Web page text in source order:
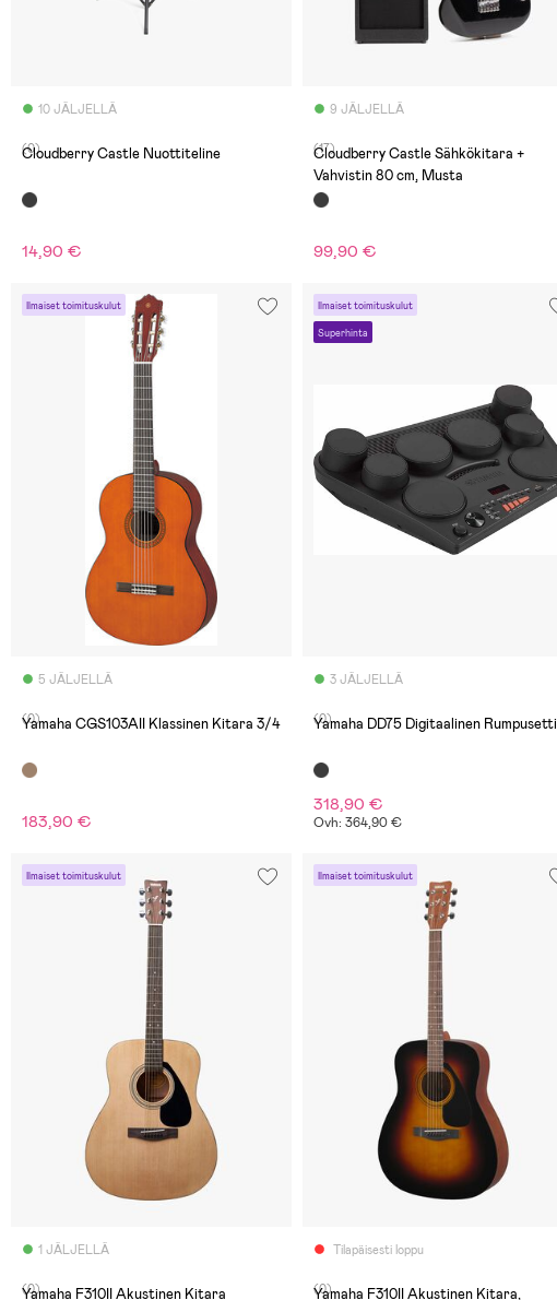
10 JÄLJELLÄ
(0)
Cloudberry Castle Nuottiteline
14,90 €
9 JÄLJELLÄ
(17)
Cloudberry Castle Sähkökitara +
Vahvistin 80 cm, Musta
99,90 €
Ilmaiset toimituskulut
5 JÄLJELLÄ
(0)
Yamaha CGS103AII Klassinen Kitara 3/4
183,90 €
Ilmaiset toimituskulut
Superhinta
3 JÄLJELLÄ
(0)
Yamaha DD75 Digitaalinen Rumpusetti
318,90 €
Ovh: 364,90 €
Ilmaiset toimituskulut
1 JÄLJELLÄ
(0)
Yamaha F310II Akustinen Kitara
Ilmaiset toimituskulut
Tilapäisesti loppu
(0)
Yamaha F310II Akustinen Kitara,